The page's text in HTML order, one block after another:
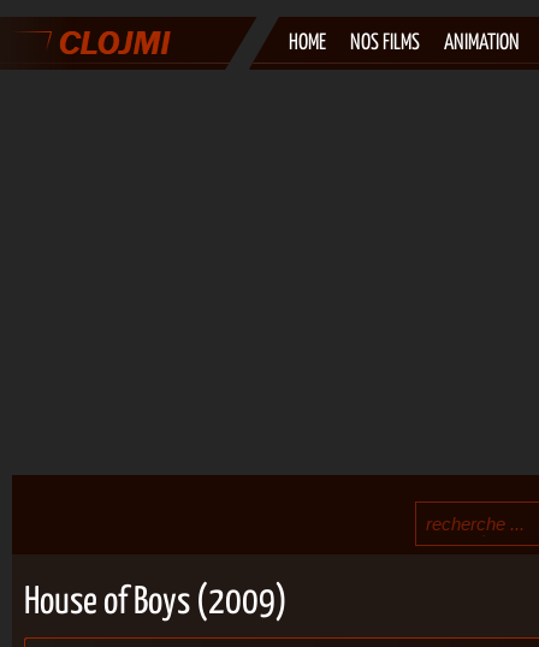
HOME NOS FILMS ANIMATION
House of Boys (2009)